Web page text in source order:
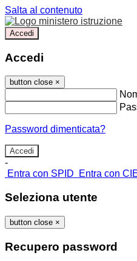
Salta al contenuto
Accedi
Accedi
button close ×
Password dimenticata?
-
Entra con SPID
Entra con
Seleziona utente
button close ×
Recupero password